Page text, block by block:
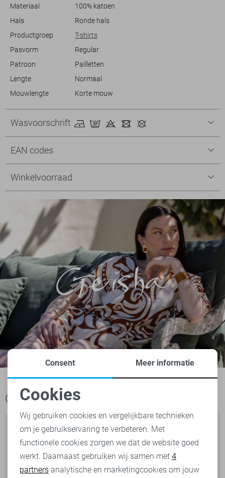
Voeg het toe aan je dagelijkse outfits en geniet van de comfort en stijl
Materiaal
100% katoen
Hals
Ronde hals
Productgroep
T-shirts
Pasvorm
Regular
Patroon
Pailletten
Lengte
Normaal
Mouwlengte
Korte mouw
Wasvoorschrift
EAN codes
Winkelvoorraad
Ook het bekijken waard
Noodzakelijke cookies
Personalisatie cookies
Analytische cookies
Consent Meer informatie
Cookies
Wij gebruiken cookies en vergelijkbare technieken
om je gebruikservaring te verbeteren. Met
functionele cookies zorgen we dat de website goed
werkt. Daarnaast gebruiken wij samen met 4
partners analytische en marketingcookies om jouw